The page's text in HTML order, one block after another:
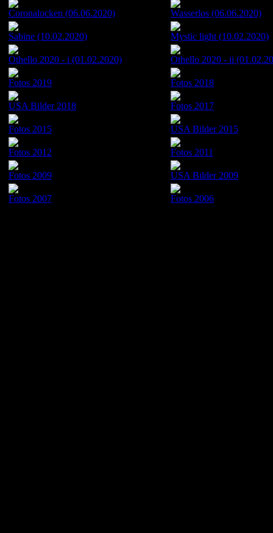
Coronalocken (06.06.2020) Wasserlos (06.06.2020)
Sabine (10.02.2020) Mystic light (10.02.2020)
Othello 2020 - i (01.02.2020) Othello 2020 - ii
Fotos 2019 Fotos 2018
USA Bilder 2018 Fotos 2017
Fotos 2015 USA Bilder 2015
Fotos 2012 Fotos 2011
Fotos 2009 USA Bilder 2009
Fotos 2007
Fotos 2006